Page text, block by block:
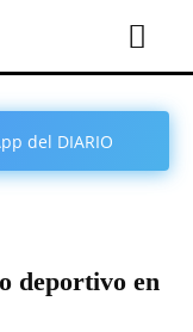
del DIARIO
deportivo en